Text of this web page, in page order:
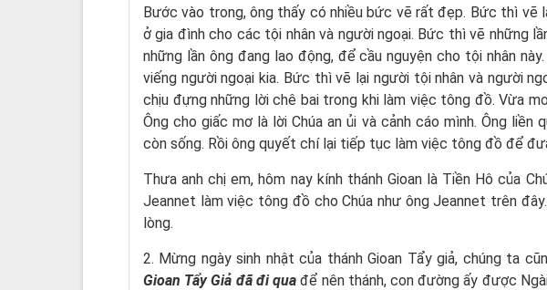
Bước vào trong, ông thấy có nhiều bức vẽ rất đẹp. Bức thì vẽ
ở gia đình cho các tội nhân và người ngoại. Bức thì vẽ những
những lần ông đang lao động, để cầu nguyện cho tội nhân
viếng người ngoại kia. Bức thì vẽ lại người tội nhân và người
chịu đựng những lời chê bai trong khi làm việc tông đồ. Vừa
Ông cho giấc mơ là lời Chúa an ủi và cảnh cáo mình. Ông liền
còn sống. Rồi ông quyết chí lại tiếp tục làm việc tông đồ để
Thưa anh chị em, hôm nay kính thánh Gioan là Tiền Hô của
Jeannet làm việc tông đồ cho Chúa như ông Jeannet trên
lòng.
2. Mừng ngày sinh nhật của thánh Gioan Tẩy giả, chúng ta
Gioan Tẩy Giả đã đi qua để nên thánh, con đường ấy được